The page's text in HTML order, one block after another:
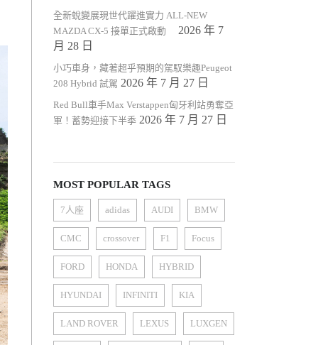
全新蛻變展現世代躍進實力 ALL-NEW
MAZDA CX-5 接單正式啟動
2026 年 7
月 28 日
小巧車身，藏著超乎預期的駕馭樂趣Peugeot
208 Hybrid 試駕 2026 年 7 月 27 日
Red Bull車手Max Verstappen匈牙利站勇奪亞
軍！蓄勢迎接下半季 2026 年 7 月 27 日
MOST POPULAR TAGS
7人座 adidas AUDI BMW
CMC crossover F1 Focus
FORD HONDA HYBRID
HYUNDAI INFINITI KIA
LAND ROVER LEXUS LUXGEN